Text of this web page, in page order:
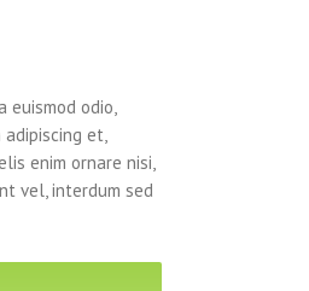
euismod odio,
et,
enim ornare nisi,
vel, interdum sed